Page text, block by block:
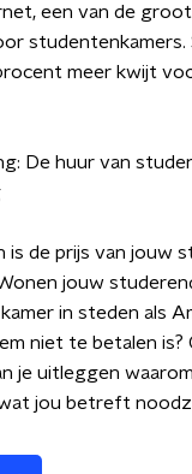
een van de
studentenkamers.
meer kwijt
De huur van
is de prijs van jouw
jouw
in steden als
niet te betalen is?
je uitleggen
jou betreft